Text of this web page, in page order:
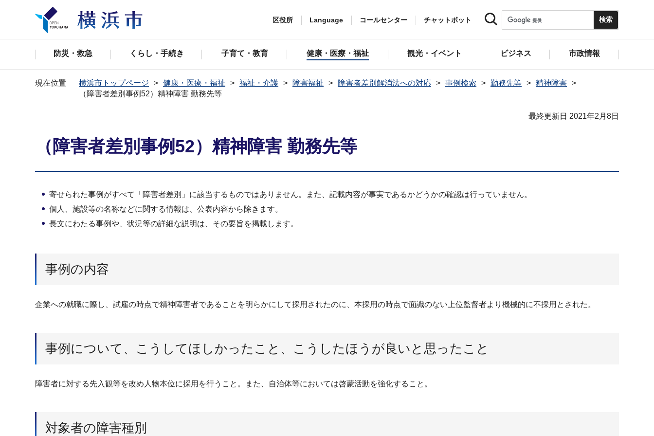
区役所 Language コールセンター チャットボット
防災・救急 くらし・手続き 子育て・教育 健康・医療・福祉 観光・イベント ビジネス 市政情報
現在位置 横浜市トップページ 健康・医療・福祉 福祉・介護 障害福祉 障害者差別解消法への対応 事例検索 勤務先等
精神障害
（障害者差別事例52）精神障害 勤務先等
最終更新日 2021年2月8日
（障害者差別事例52）精神障害 勤務先等
寄せられた事例がすべて「障害者差別」に該当するものではありません。また、記載内容が事実であるかどうかの確認は行っていません。
個人、施設等の名称などに関する情報は、公表内容から除きます。
長文にわたる事例や、状況等の詳細な説明は、その要旨を掲載します。
事例の内容
企業への就職に際し、試雇の時点で精神障害者であることを明らかにして採用されたのに、本採用の時点で面識のない上位監督者より機械的に不採用とされた。
事例について、こうしてほしかったこと、こうしたほうが良いと思ったこと
障害者に対する先入観等を改め人物本位に採用を行うこと。また、自治体等においては啓蒙活動を強化すること。
対象者の障害種別